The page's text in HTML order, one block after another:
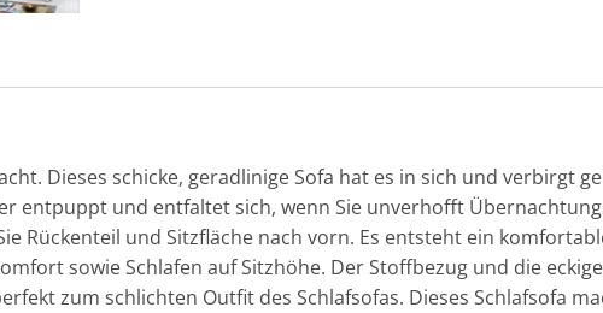
Dieses schicke, geradlinige Sofa hat es in sich und verbirgt
entpuppt und entfaltet sich, wenn Sie unverhofft
Rückenteil und Sitzfläche nach vorn. Es entsteht ein
sowie Schlafen auf Sitzhöhe. Der Stoffbezug und die
zum schlichten Outfit des Schlafsofas. Dieses Schlafsofa